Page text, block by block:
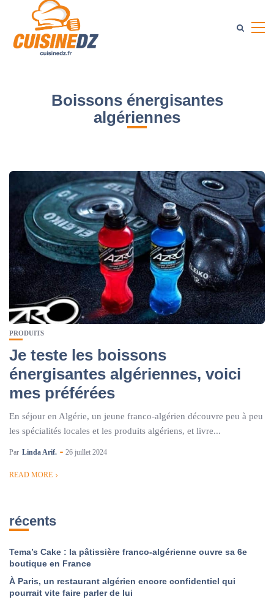
Boissons énergisantes
algériennes
PRODUITS
Je teste les boissons
énergisantes algériennes, voici
mes préférées
En séjour en Algérie, un jeune franco-algérien découvre peu à peu
les spécialités locales et les produits algériens, et livre...
Par Linda Arif. 26 juillet 2024
READ MORE
récents
Tema’s Cake : la pâtissière franco-algérienne ouvre sa 6e
boutique en France
À Paris, un restaurant algérien encore confidentiel qui
pourrait vite faire parler de lui